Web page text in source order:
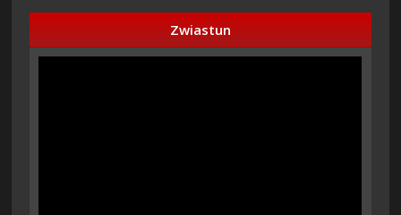
Zwiastun